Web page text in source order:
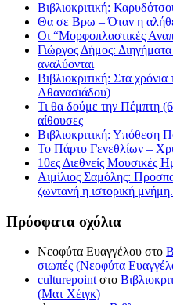
Βιβλιοκριτική:
Θα σε Βρω – Όταν η
Οι “Μορφοπλαστικές
Γιώργος Δήμος: Διηγήματα
αναλύονται
Βιβλιοκριτική: Στα
Αθανασιάδου)
Τι θα δούμε την Πέμπτη
αίθουσες
Βιβλιοκριτική: Υπόθεση
Το Πάρτυ Γενεθλίων –
10ες Διεθνείς Μουσικές
Αιμίλιος Σαμόλης:
ζωντανή η ιστορική μνήμη.
Πρόσφατα σχόλια
Νεοφύτα Ευαγγέλου στο
σιωπές (Νεοφύτα
culturepointστο
(Ματ Χέιγκ)